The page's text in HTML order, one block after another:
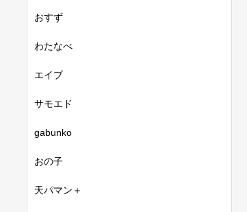
おすず
わたなべ
エイブ
サモエド
gabunko
おの子
天パマン＋